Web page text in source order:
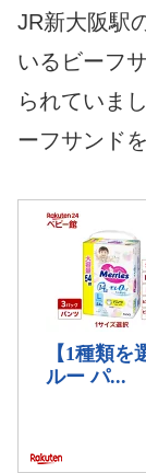
JR新大阪駅
いるビーフ
られていま
ーフサンド